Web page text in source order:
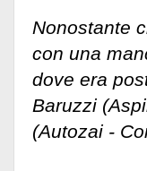
Nonostante
con una
dove era
Baruzzi
(Autozai -